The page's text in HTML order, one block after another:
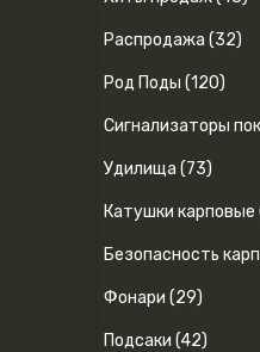
Распродажа (32)
Род Поды (120)
Сигнализаторы
Удилища (73)
Катушки карповые
Безопасность
Фонари (29)
Подсаки (42)